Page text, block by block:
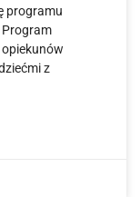
programu
Program
z